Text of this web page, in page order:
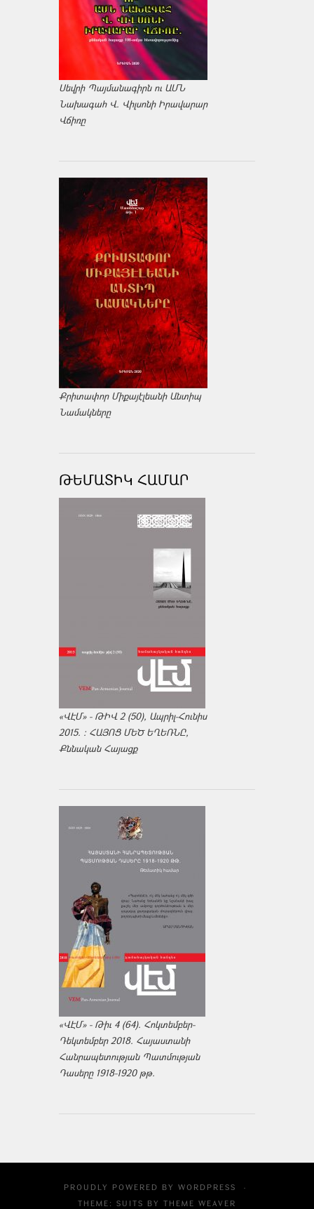
Սեվրի Պայմանագիրն ու ԱՄՆ
Նախագահ Վ. Վիլսոնի Իրավարար
Վճիռը
Քրիտափոր Միքայէլեանի Անտիպ
Նամակները
ԹԵՄԱՏԻԿ ՀԱՄԱՐ
«ՎԷՄ» - ԹԻՎ 2 (50), Ապրիլ-Հունիս
2015. : ՀԱՅՈՑ ՄԵԾ ԵՂԵՌՆԸ,
Քննական Հայացք
«ՎԷՄ» - Թիւ 4 (64). Հոկտեմբեր-
Դեկտեմբեր 2018. Հայաստանի
Հանրապետության Պատմության
Դասերը 1918-1920 թթ.
PROUDLY POWERED BY WORDPRESS
·
THEME: SUITS BY THEME WEAVER